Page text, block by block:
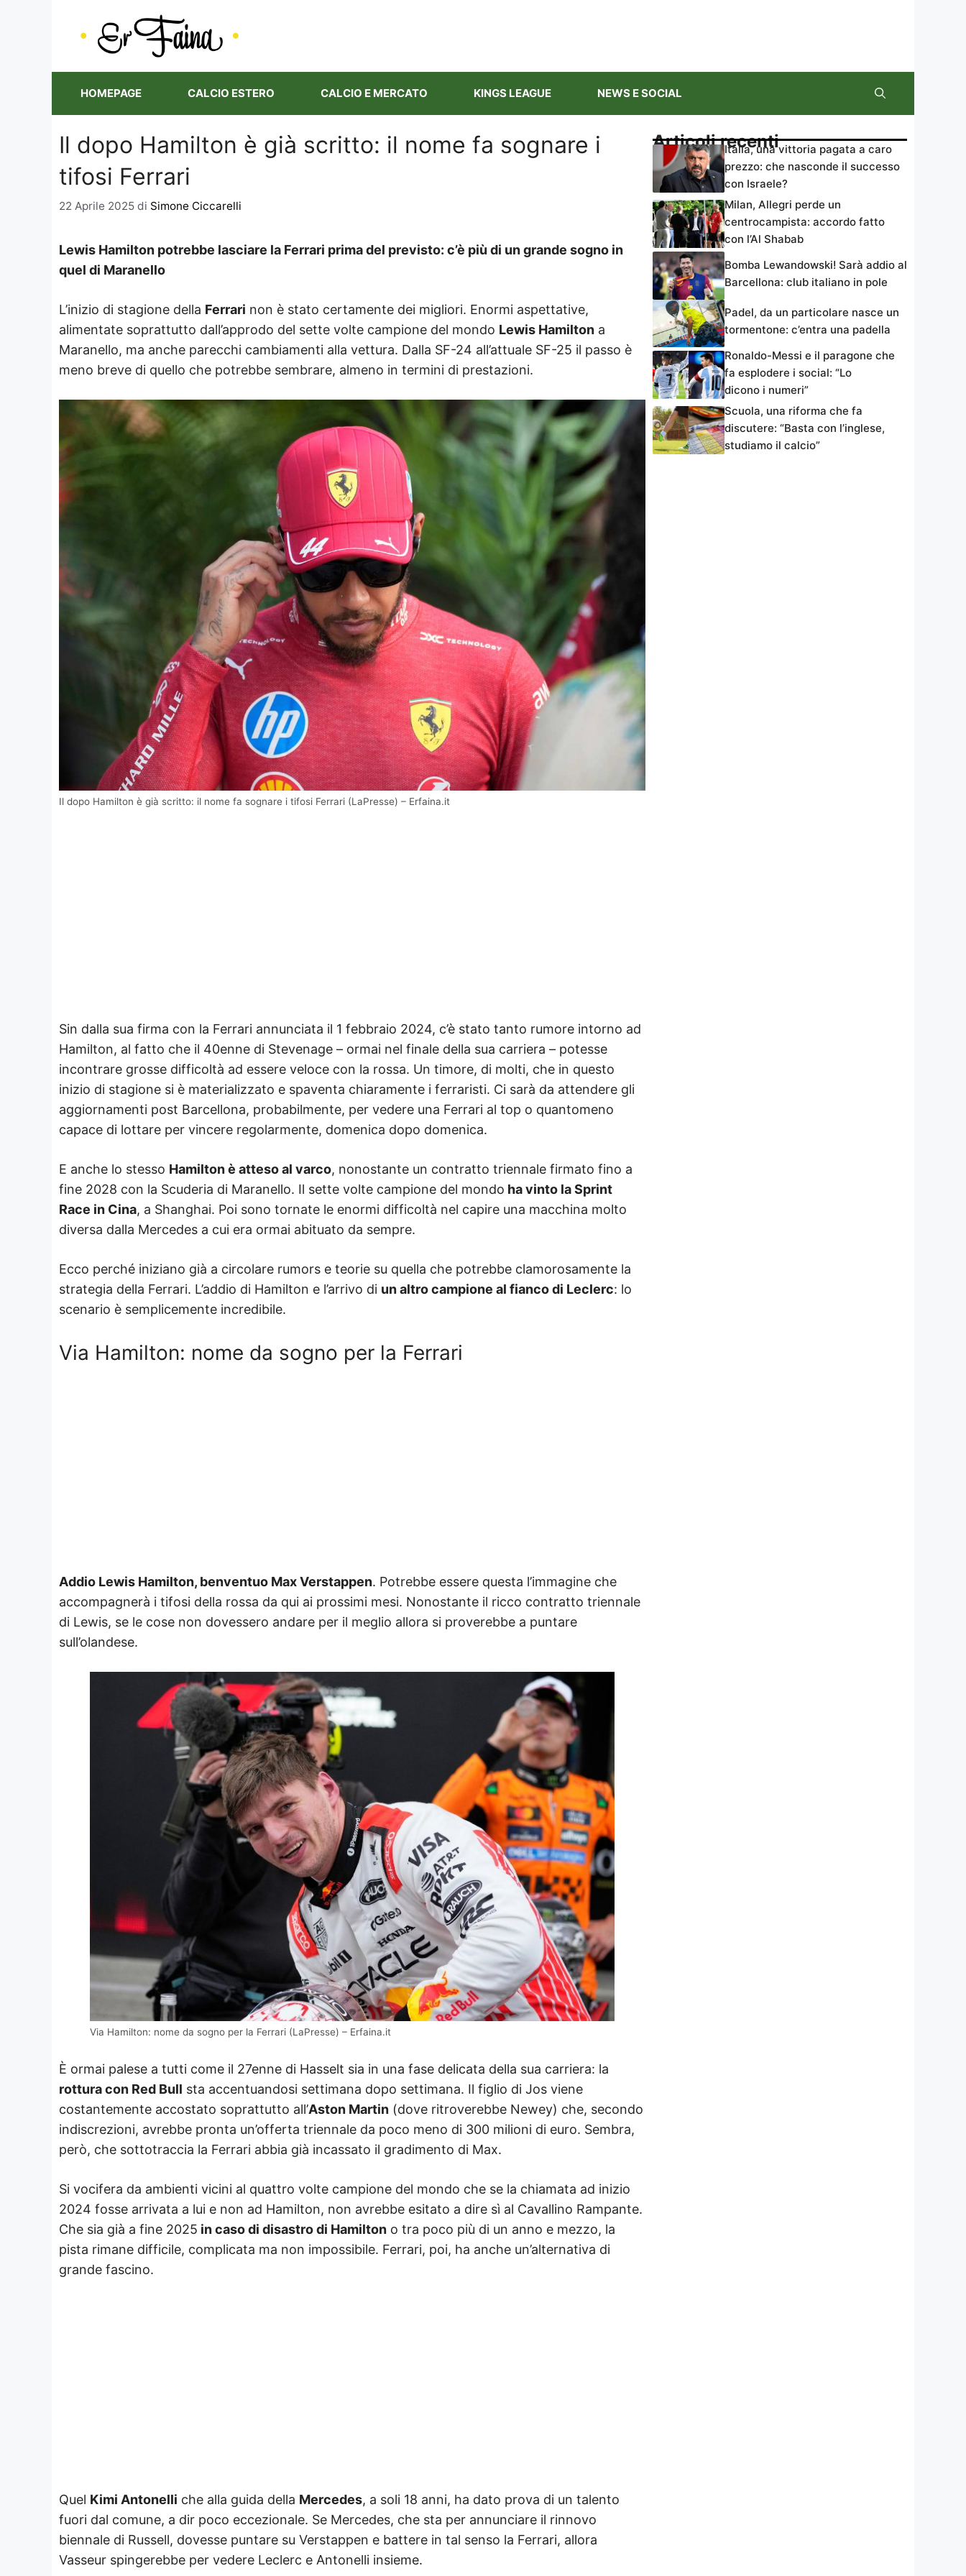
HOMEPAGE CALCIO ESTERO CALCIO E MERCATO KINGS LEAGUE NEWS E SOCIAL
Il dopo Hamilton è già scritto: il nome fa sognare i
tifosi Ferrari
22 Aprile 2025 di Simone Ciccarelli
Lewis Hamilton potrebbe lasciare la Ferrari prima del previsto: c’è più di un grande sogno in
quel di Maranello
L’inizio di stagione della Ferrari non è stato certamente dei migliori. Enormi aspettative,
alimentate soprattutto dall’approdo del sette volte campione del mondo Lewis Hamilton a
Maranello, ma anche parecchi cambiamenti alla vettura. Dalla SF-24 all’attuale SF-25 il passo è
meno breve di quello che potrebbe sembrare, almeno in termini di prestazioni.
Il dopo Hamilton è già scritto: il nome fa sognare i tifosi Ferrari (LaPresse) – Erfaina.it
Sin dalla sua firma con la Ferrari annunciata il 1 febbraio 2024, c’è stato tanto rumore intorno ad
Hamilton, al fatto che il 40enne di Stevenage – ormai nel finale della sua carriera – potesse
incontrare grosse difficoltà ad essere veloce con la rossa. Un timore, di molti, che in questo
inizio di stagione si è materializzato e spaventa chiaramente i ferraristi. Ci sarà da attendere gli
aggiornamenti post Barcellona, probabilmente, per vedere una Ferrari al top o quantomeno
capace di lottare per vincere regolarmente, domenica dopo domenica.
E anche lo stesso Hamilton è atteso al varco, nonostante un contratto triennale firmato fino a
fine 2028 con la Scuderia di Maranello. Il sette volte campione del mondo ha vinto la Sprint
Race in Cina, a Shanghai. Poi sono tornate le enormi difficoltà nel capire una macchina molto
diversa dalla Mercedes a cui era ormai abituato da sempre.
Ecco perché iniziano già a circolare rumors e teorie su quella che potrebbe clamorosamente la
strategia della Ferrari. L’addio di Hamilton e l’arrivo di un altro campione al fianco di Leclerc: lo
scenario è semplicemente incredibile.
Via Hamilton: nome da sogno per la Ferrari
Addio Lewis Hamilton, benventuo Max Verstappen. Potrebbe essere questa l’immagine che
accompagnerà i tifosi della rossa da qui ai prossimi mesi. Nonostante il ricco contratto triennale
di Lewis, se le cose non dovessero andare per il meglio allora si proverebbe a puntare
sull’olandese.
Via Hamilton: nome da sogno per la Ferrari (LaPresse) – Erfaina.it
È ormai palese a tutti come il 27enne di Hasselt sia in una fase delicata della sua carriera: la
rottura con Red Bull sta accentuandosi settimana dopo settimana. Il figlio di Jos viene
costantemente accostato soprattutto all’Aston Martin (dove ritroverebbe Newey) che, secondo
indiscrezioni, avrebbe pronta un’offerta triennale da poco meno di 300 milioni di euro. Sembra,
però, che sottotraccia la Ferrari abbia già incassato il gradimento di Max.
Si vocifera da ambienti vicini al quattro volte campione del mondo che se la chiamata ad inizio
2024 fosse arrivata a lui e non ad Hamilton, non avrebbe esitato a dire sì al Cavallino Rampante.
Che sia già a fine 2025 in caso di disastro di Hamilton o tra poco più di un anno e mezzo, la
pista rimane difficile, complicata ma non impossibile. Ferrari, poi, ha anche un’alternativa di
grande fascino.
Quel Kimi Antonelli che alla guida della Mercedes, a soli 18 anni, ha dato prova di un talento
fuori dal comune, a dir poco eccezionale. Se Mercedes, che sta per annunciare il rinnovo
biennale di Russell, dovesse puntare su Verstappen e battere in tal senso la Ferrari, allora
Vasseur spingerebbe per vedere Leclerc e Antonelli insieme.
Articoli recentiItalia, una vittoria pagata a caro
prezzo: che nasconde il successo
con Israele?
Milan, Allegri perde un
centrocampista: accordo fatto
con l’Al Shabab
Bomba Lewandowski! Sarà addio al
Barcellona: club italiano in pole
Padel, da un particolare nasce un
tormentone: c’entra una padella
Ronaldo-Messi e il paragone che
fa esplodere i social: “Lo
dicono i numeri”
Scuola, una riforma che fa
discutere: “Basta con l’inglese,
studiamo il calcio”